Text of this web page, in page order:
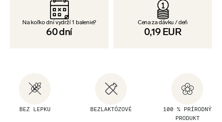
Na koľko dní vydrží 1 balenie?
60dní
Cena za dávku / deň
0,19 EUR
BEZ LEPKU BEZLAKTÓZOVÉ
100 % PRÍRODNÝ
PRODUKT